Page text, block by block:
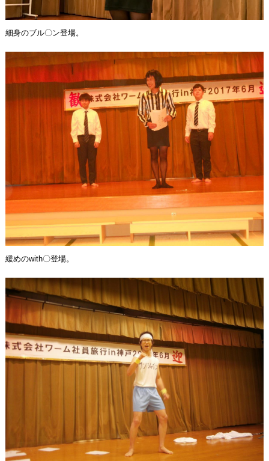
細身のブル〇ン登場。
緩めのwith〇登場。